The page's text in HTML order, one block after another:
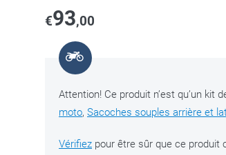
€93,00
Attention! Ce produit n’est qu’un kit
moto, Sacoches souples arrière et
Vérifiez pour être sûr que ce produit